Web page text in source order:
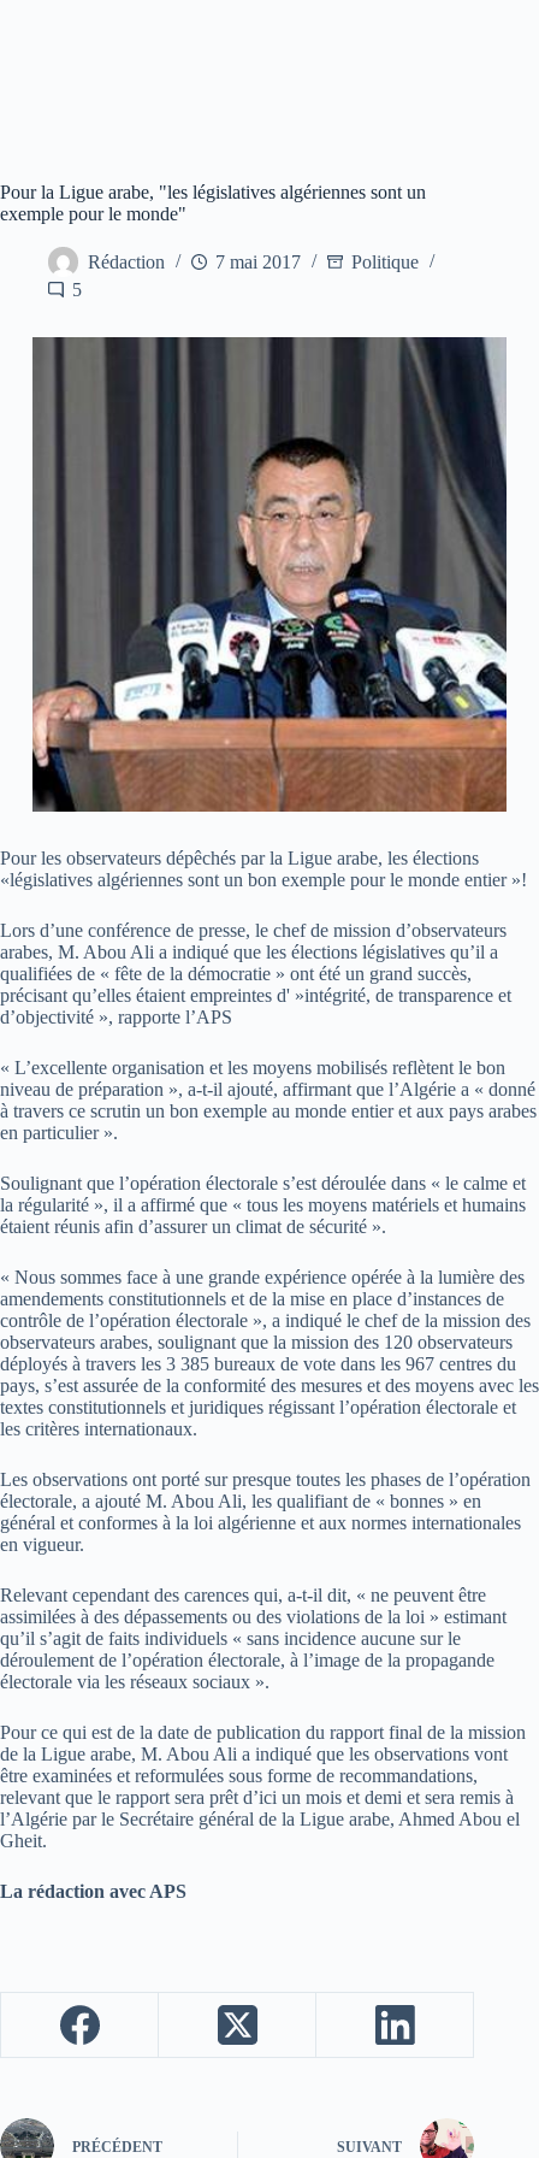
Pour la Ligue arabe, "les législatives algériennes sont un
exemple pour le monde"
Rédaction 7 mai 2017
Politique
5
Pour les observateurs dépêchés par la Ligue arabe, les élections
«législatives algériennes sont un bon exemple pour le monde entier »!
Lors d’une conférence de presse, le chef de mission d’observateurs
arabes, M. Abou Ali a indiqué que les élections législatives qu’il a
qualifiées de « fête de la démocratie » ont été un grand succès,
précisant qu’elles étaient empreintes d' »intégrité, de transparence et
d’objectivité », rapporte l’APS
« L’excellente organisation et les moyens mobilisés reflètent le bon
niveau de préparation », a-t-il ajouté, affirmant que l’Algérie a « donné
à travers ce scrutin un bon exemple au monde entier et aux pays arabes
en particulier ».
Soulignant que l’opération électorale s’est déroulée dans « le calme et
la régularité », il a affirmé que « tous les moyens matériels et humains
étaient réunis afin d’assurer un climat de sécurité ».
« Nous sommes face à une grande expérience opérée à la lumière des
amendements constitutionnels et de la mise en place d’instances de
contrôle de l’opération électorale », a indiqué le chef de la mission des
observateurs arabes, soulignant que la mission des 120 observateurs
déployés à travers les 3 385 bureaux de vote dans les 967 centres du
pays, s’est assurée de la conformité des mesures et des moyens avec les
textes constitutionnels et juridiques régissant l’opération électorale et
les critères internationaux.
Les observations ont porté sur presque toutes les phases de l’opération
électorale, a ajouté M. Abou Ali, les qualifiant de « bonnes » en
général et conformes à la loi algérienne et aux normes internationales
en vigueur.
Relevant cependant des carences qui, a-t-il dit, « ne peuvent être
assimilées à des dépassements ou des violations de la loi » estimant
qu’il s’agit de faits individuels « sans incidence aucune sur le
déroulement de l’opération électorale, à l’image de la propagande
électorale via les réseaux sociaux ».
Pour ce qui est de la date de publication du rapport final de la mission
de la Ligue arabe, M. Abou Ali a indiqué que les observations vont
être examinées et reformulées sous forme de recommandations,
relevant que le rapport sera prêt d’ici un mois et demi et sera remis à
l’Algérie par le Secrétaire général de la Ligue arabe, Ahmed Abou el
Gheit.
La rédaction avec APS
PRÉCÉDENT SUIVANT